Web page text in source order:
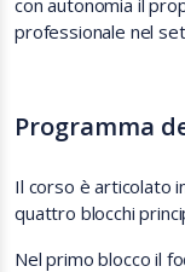
con autonomia il
professionale nel
Programma
Il corso è articolato
quattro blocchi
Nel primo blocco il